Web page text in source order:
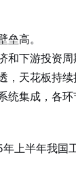
高。
下游投资周
天花板持续
集成，各环
上半年我国